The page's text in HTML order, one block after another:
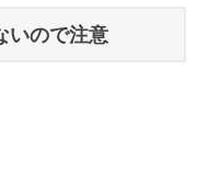
いので注意